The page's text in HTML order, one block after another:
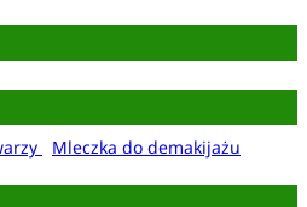
Mleczka do demakijażu